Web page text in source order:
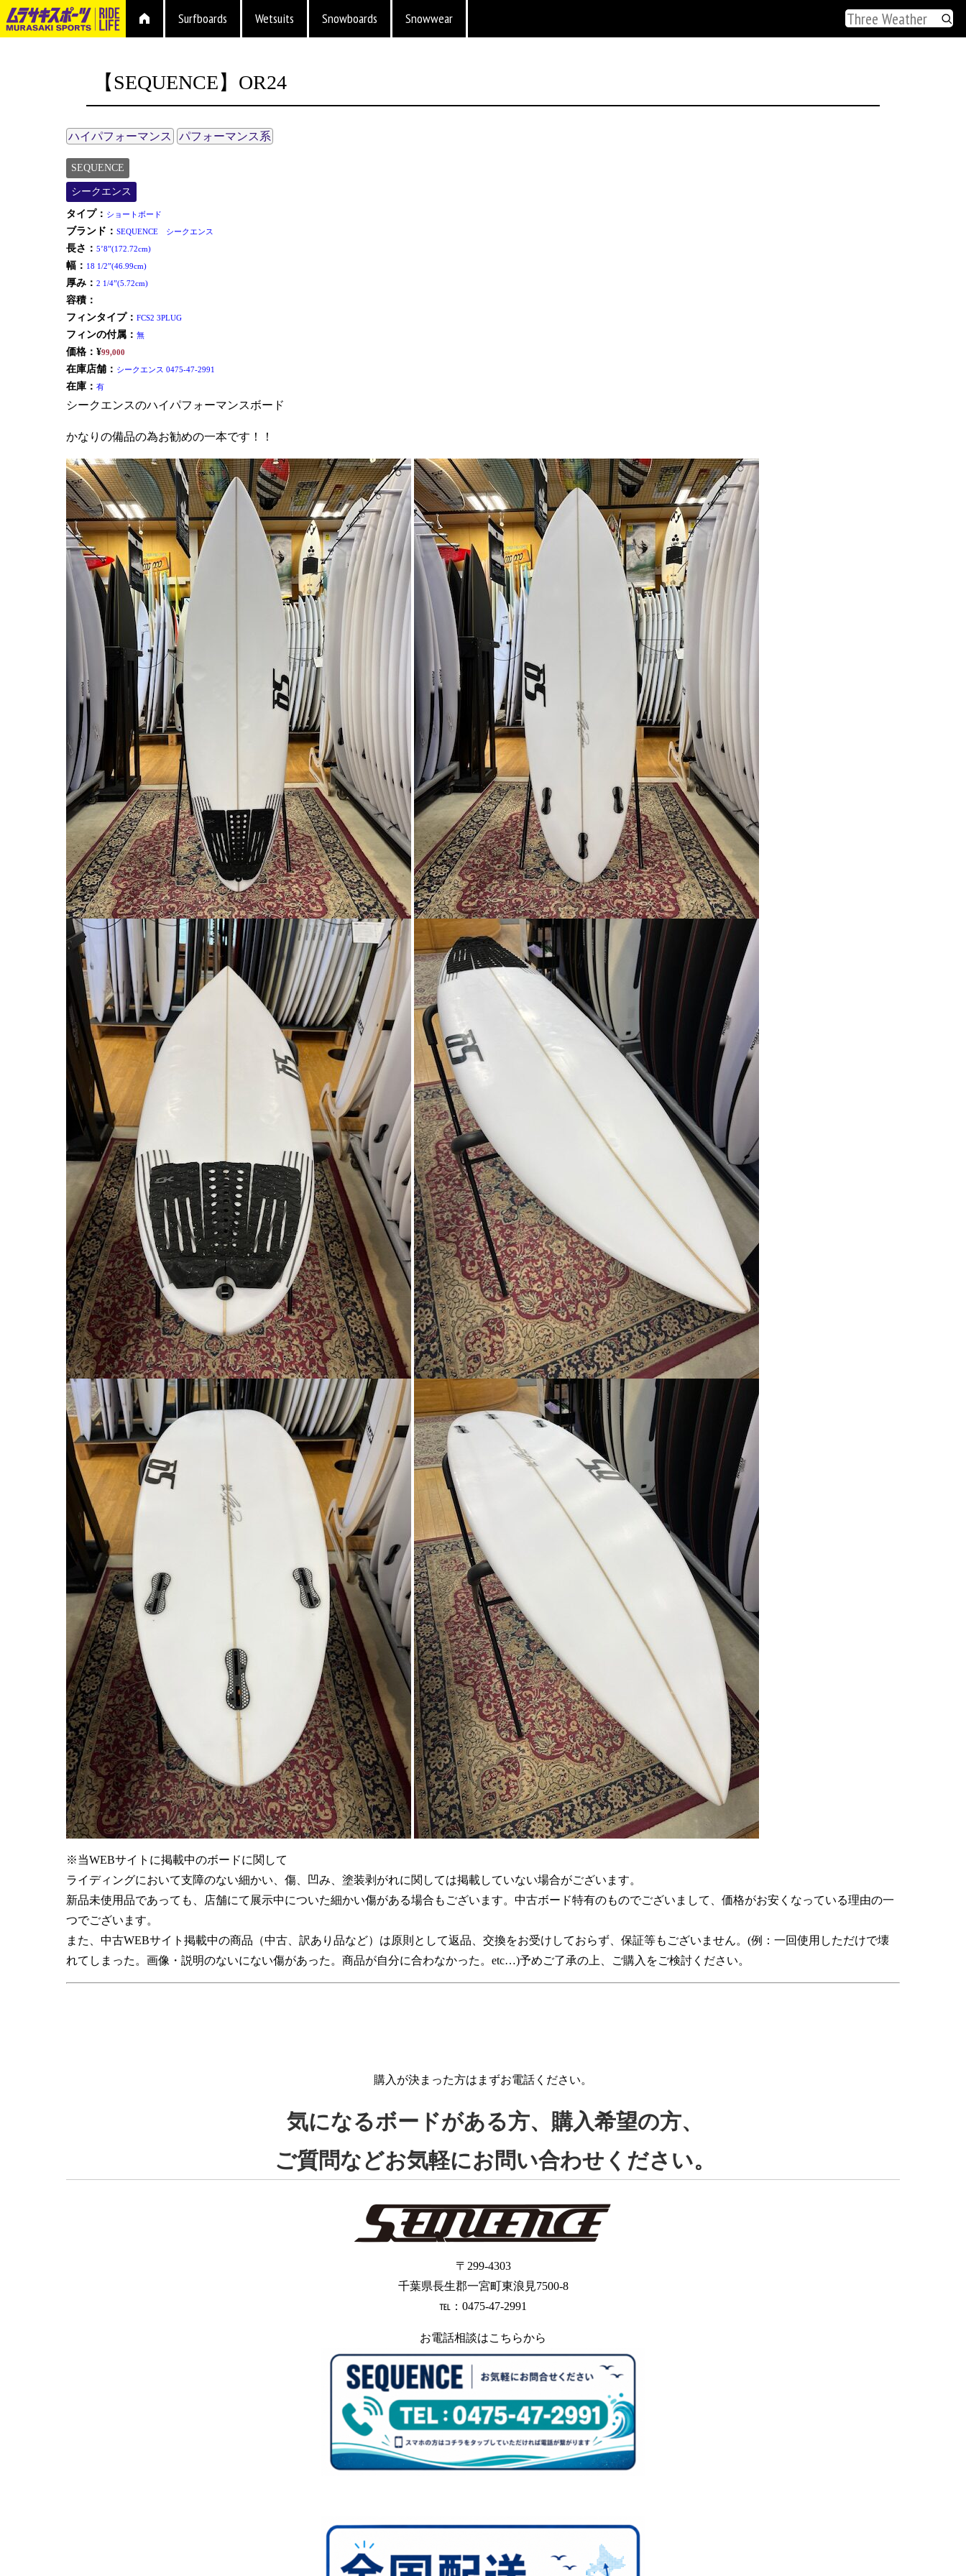
Surfboards Wetsuits Snowboards Snowwear
【SEQUENCE】OR24
ハイパフォーマンス パフォーマンス系
SEQUENCE
シークエンス
タイプ： ショートボード
ブランド： SEQUENCE シークエンス
長さ： 5’8”(172.72cm)
幅： 18 1/2”(46.99cm)
厚み： 2 1/4”(5.72cm)
容積：
フィンタイプ： FCS2 3PLUG
フィンの付属： 無
価格：¥99,000
在庫店舗： シークエンス 0475-47-2991
在庫： 有
シークエンスのハイパフォーマンスボード
かなりの備品の為お勧めの一本です！！
※当WEBサイトに掲載中のボードに関して
ライディングにおいて支障のない細かい、傷、凹み、塗装剥がれに関しては掲載していない場合がございます。
新品未使用品であっても、店舗にて展示中についた細かい傷がある場合もございます。中古ボード特有のものでございまして、価格がお安くなっている理由の一
つでございます。
また、中古WEBサイト掲載中の商品（中古、訳あり品など）は原則として返品、交換をお受けしておらず、保証等もございません。(例：一回使用しただけで壊
れてしまった。画像・説明のないにない傷があった。商品が自分に合わなかった。etc…)予めご了承の上、ご購入をご検討ください。
購入が決まった方はまずお電話ください。
気になるボードがある方、購入希望の方、
ご質問などお気軽にお問い合わせください。
〒299-4303
千葉県長生郡一宮町東浪見7500-8
℡：0475-47-2991
お電話相談はこちらから